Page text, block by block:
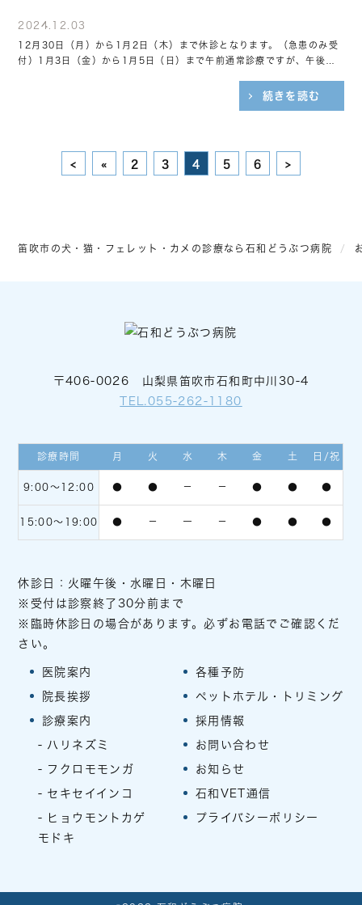
2024.12.03
12月30日（月）から1月2日（木）まで休診となります。（急患のみ受
付）1月3日（金）から1月5日（日）まで午前通常診療ですが、午後の
続きを読む
< « 2 3 4 5 6 >
笛吹市の犬・猫・フェレット・カメの診療なら石和どうぶつ病院
〒406-0026 山梨県笛吹市石和町中川30-4
TEL.055-262-1180
診療時間 月 火 水 木 金 土 日/祝
9:00〜12:00 ● ● － － ● ● ●
15:00～19:00 ● － ー － ● ● ●
休診日：火曜午後・水曜日・木曜日
※受付は診察終了30分前まで
※臨時休診日の場合があります。必ずお電話でご確認くだ
さい。
医院案内
院長挨拶
診療案内
ハリネズミ
フクロモモンガ
セキセイインコ
ヒョウモントカゲ
モドキ
各種予防
ペットホテル・トリミング
採用情報
お問い合わせ
お知らせ
石和VET通信
プライバシーポリシー